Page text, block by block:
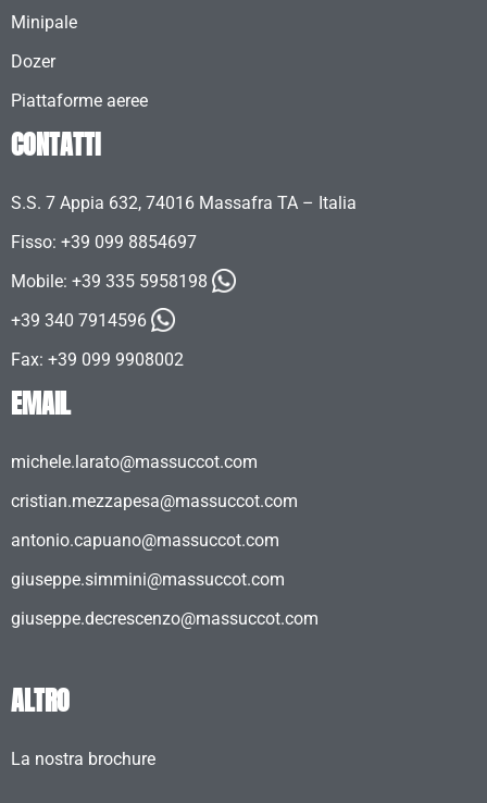
Minipale
Dozer
Piattaforme aeree
CONTATTI
S.S. 7 Appia 632, 74016 Massafra TA – Italia
Fisso: +39 099 8854697
Mobile: +39 335 5958198
+39 340 7914596
Fax: +39 099 9908002
EMAIL
michele.larato@massuccot.com
cristian.mezzapesa@massuccot.com
antonio.capuano@massuccot.com
giuseppe.simmini@massuccot.com
giuseppe.decrescenzo@massuccot.com
ALTRO
La nostra brochure